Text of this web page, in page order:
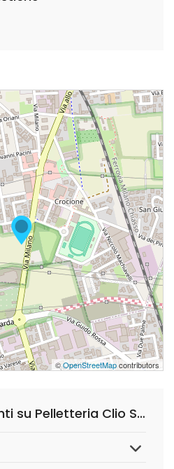
©OpenStreetMapcontributors
Domande Frequenti su Pelletteria Clio S.n.c.